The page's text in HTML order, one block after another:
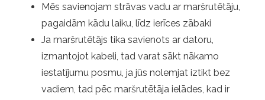
Mēs savienojam strāvas vadu ar maršrutētāju,
pagaidām kādu laiku, līdz ierīces zābaki
Ja maršrutētājs tika savienots ar datoru,
izmantojot kabeli, tad varat sākt nākamo
iestatījumu posmu, ja jūs nolemjat iztikt bez
vadiem, tad pēc maršrutētāja ielādes, kad ir